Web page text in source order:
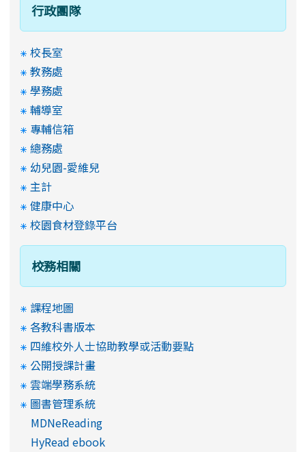
行政團隊
校長室
教務處
學務處
輔導室
專輔信箱
總務處
幼兒園-愛維兒
主計
健康中心
校園食材登錄平台
校務相關
課程地圖
各教科書版本
四維校外人士協助教學或活動要點
公開授課計畫
雲端學務系統
圖書管理系統
MDNeReading
HyRead ebook